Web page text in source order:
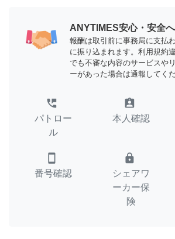
ANYTIMES安心・安全
報酬は取引前に事務局に支払
に振り込まれます。利用規約
でも不審な内容のサービスや
ーがあった場合は通報してくだ
perm_phone_msg
パトロー
ル
assignment_ind
本人確認
smartphone
番号確認
lock
シェアワ
ーカー保
険